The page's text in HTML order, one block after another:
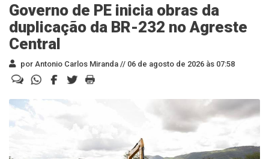
Governo de PE inicia obras da
duplicação da BR-232 no Agreste
Central
por Antonio Carlos Miranda // 06 de agosto de 2026 às 07:58